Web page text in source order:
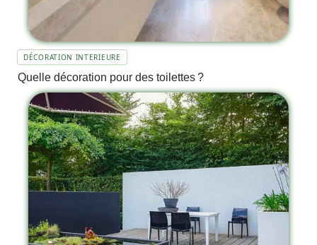
DÉCORATION INTERIEURE
Quelle décoration pour des toilettes ?